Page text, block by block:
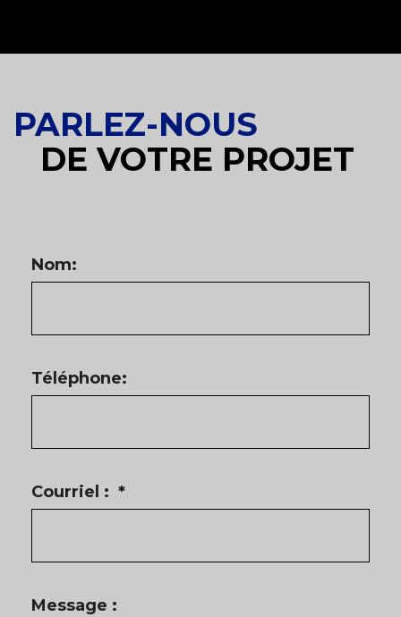
PARLEZ-NOUS
DE VOTRE PROJET
Nom:
Téléphone:
Courriel : *
Message :